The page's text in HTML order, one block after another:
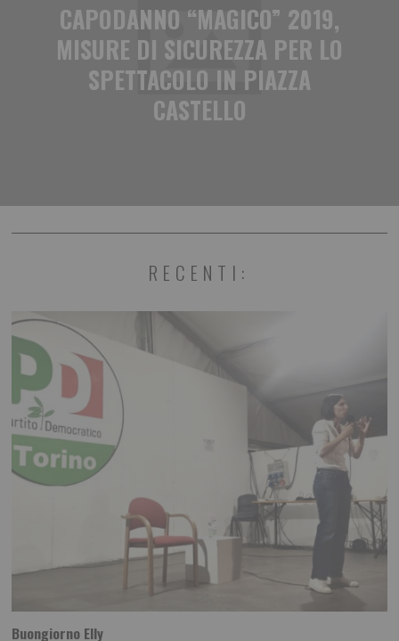
CAPODANNO “MAGICO” 2019,
MISURE DI SICUREZZA PER LO
SPETTACOLO IN PIAZZA
CASTELLO
RECENTI:
Buongiorno Elly